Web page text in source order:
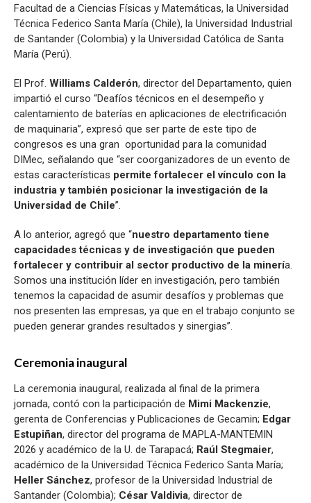
Facultad de a Ciencias Físicas y Matemáticas, la Universidad
Técnica Federico Santa María (Chile), la Universidad Industrial
de Santander (Colombia) y la Universidad Católica de Santa
María (Perú).
El Prof. Williams Calderón, director del Departamento, quien
impartió el curso “Deafíos técnicos en el desempeño y
calentamiento de baterías en aplicaciones de electrificación
de maquinaria”, expresó que ser parte de este tipo de
congresos es una gran oportunidad para la comunidad
DIMec, señalando que “ser coorganizadores de un evento de
estas características permite fortalecer el vínculo con la
industria y también posicionar la investigación de la
Universidad de Chile”.
A lo anterior, agregó que “nuestro departamento tiene
capacidades técnicas y de investigación que pueden
fortalecer y contribuir al sector productivo de la minería.
Somos una institución líder en investigación, pero también
tenemos la capacidad de asumir desafíos y problemas que
nos presenten las empresas, ya que en el trabajo conjunto se
pueden generar grandes resultados y sinergias”.
Ceremonia inaugural
La ceremonia inaugural, realizada al final de la primera
jornada, contó con la participación de Mimi Mackenzie,
gerenta de Conferencias y Publicaciones de Gecamin; Edgar
Estupiñan, director del programa de MAPLA-MANTEMIN
2026 y académico de la U. de Tarapacá; Raúl Stegmaier,
académico de la Universidad Técnica Federico Santa María;
Heller Sánchez, profesor de la Universidad Industrial de
Santander (Colombia); César Valdivia, director de